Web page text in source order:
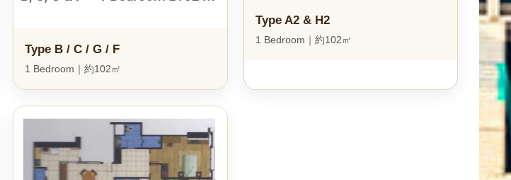
Type B / C / G / F
1 Bedroom｜約102㎡
Type A2 & H2
1 Bedroom｜約102㎡